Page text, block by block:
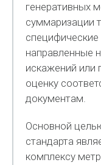
генеративных
суммаризации
направленные
искажений или
оценку
документам.
Основной
стандарта
комплексу